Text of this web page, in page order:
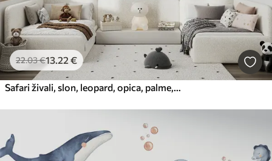
22.03€13.22 €
Safari živali, slon, leopard, opica, palme, risba s svinčnikom, papige